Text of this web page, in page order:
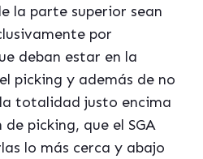
la parte superior sean
por
deban estar en la
picking y además de no
totalidad justo encima
picking, que el SGA
lo más cerca y abajo